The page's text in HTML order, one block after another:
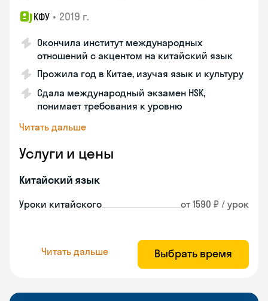
КФУ • 2019 г.
Окончила институт международных
отношений с акцентом на китайский язык
Прожила год в Китае, изучая язык и культуру
Сдала международный экзамен HSK,
понимает требования к уровню
Читать дальше
Услуги и цены
Китайский язык
Уроки китайского от 1590 ₽ / урок
Читать дальше Выбрать время